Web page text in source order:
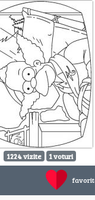
1224 vizite 1 voturi